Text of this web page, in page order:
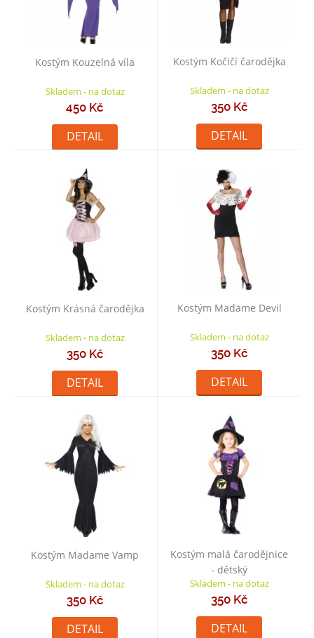
Kostým Kouzelná víla
Skladem - na dotaz
450 Kč
DETAIL
Kostým Kočičí čarodějka
Skladem - na dotaz
350 Kč
DETAIL
Kostým Krásná čarodějka
Skladem - na dotaz
350 Kč
DETAIL
Kostým Madame Devil
Skladem - na dotaz
350 Kč
DETAIL
Kostým Madame Vamp
Skladem - na dotaz
350 Kč
DETAIL
Kostým malá čarodějnice
- dětský
Skladem - na dotaz
350 Kč
DETAIL